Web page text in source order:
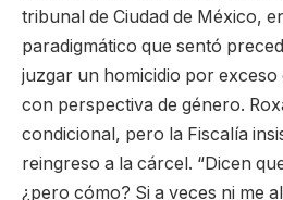
tribunal de Ciudad de México,
paradigmático que sentó
juzgar un homicidio por exceso
con perspectiva de género.
condicional, pero la Fiscalía
reingreso a la cárcel. “Dicen
¿pero cómo? Si a veces ni me